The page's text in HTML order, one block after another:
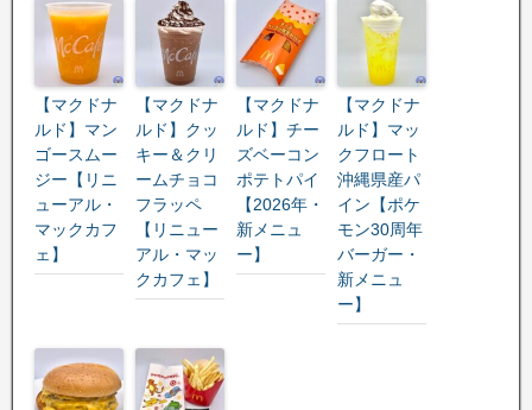
【マクドナ
ルド】マン
ゴースムー
ジー【リニ
ューアル・
マックカフ
ェ】
【マクドナ
ルド】クッ
キー＆クリ
ームチョコ
フラッペ
【リニュー
アル・マッ
クカフェ】
【マクドナ
ルド】チー
ズベーコン
ポテトパイ
【2026年・
新メニュ
ー】
【マクドナ
ルド】マッ
クフロート
沖縄県産パ
イン【ポケ
モン30周年
バーガー・
新メニュ
ー】